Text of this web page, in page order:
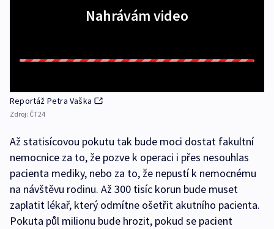
Nahrávám video
Reportáž Petra Vaška
Zdroj: ČT24
Až statisícovou pokutu tak bude moci dostat fakultní
nemocnice za to, že pozve k operaci i přes nesouhlas
pacienta mediky, nebo za to, že nepustí k nemocnému
na návštěvu rodinu. Až 300 tisíc korun bude muset
zaplatit lékař, který odmítne ošetřit akutního pacienta.
Pokuta půl milionu bude hrozit, pokud se pacient